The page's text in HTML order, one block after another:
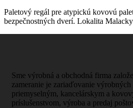
Paletový regál pre atypickú kovovú
bezpečnostných dverí. Lokalita Malacky
Sme výrobná a obchodná firma
zameranie je zariaďovanie
priemyselným, kancelárskym a
príslušenstvom, výroba a predaj